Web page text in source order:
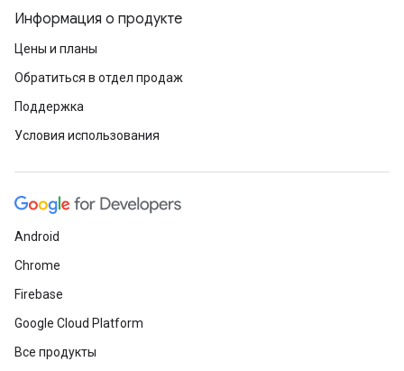
Информация о продукте
Цены и планы
Обратиться в отдел продаж
Поддержка
Условия использования
Android
Chrome
Firebase
Google Cloud Platform
Все продукты